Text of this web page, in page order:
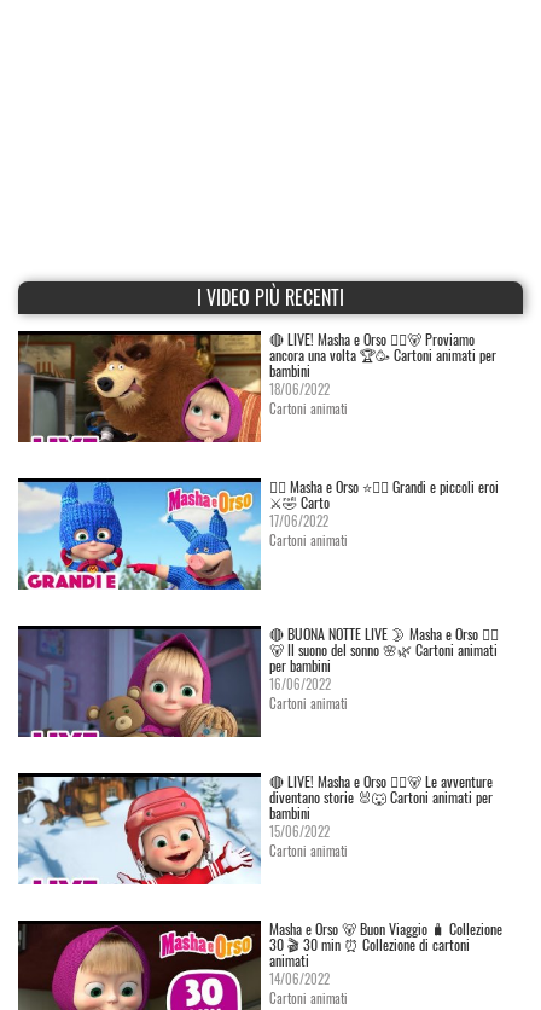
I VIDEO PIÙ RECENTI
🔴 LIVE! Masha e Orso 👱‍♀️🐻 Proviamo
ancora una volta 🏆🥳 Cartoni animati per
bambini
18/06/2022
Cartoni animati
👱‍♀️ Masha e Orso ⭐🦸‍♀️ Grandi e piccoli eroi
⚔️🤣 Carto
17/06/2022
Cartoni animati
🔴 BUONA NOTTE LIVE 🌛 Masha e Orso 👱‍♀️
🐻 Il suono del sonno 🌸🌿 Cartoni animati
per bambini
16/06/2022
Cartoni animati
🔴 LIVE! Masha e Orso 👱‍♀️🐻 Le avventure
diventano storie 🐰🐺 Cartoni animati per
bambini
15/06/2022
Cartoni animati
Masha e Orso 🐻 Buon Viaggio 🧳 Сollezione
30 🎬 30 min ⏰ Collezione di cartoni
animati
14/06/2022
Cartoni animati